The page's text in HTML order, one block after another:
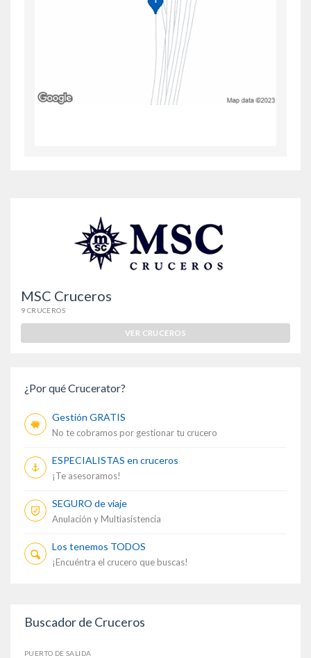
MSC Cruceros
9 CRUCEROS
VER CRUCEROS
¿Por qué Crucerator?
Gestión GRATIS
No te cobramos por gestionar tu crucero
ESPECIALISTAS en cruceros
¡Te asesoramos!
SEGURO de viaje
Anulación y Multiasistencia
Los tenemos TODOS
¡Encuéntra el crucero que buscas!
Buscador de Cruceros
PUERTO DE SALIDA